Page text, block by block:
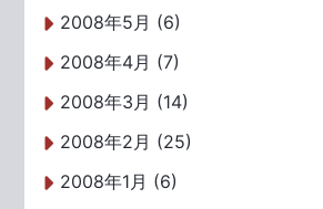
2008年5月 (6)
2008年4月 (7)
2008年3月 (14)
2008年2月 (25)
2008年1月 (6)